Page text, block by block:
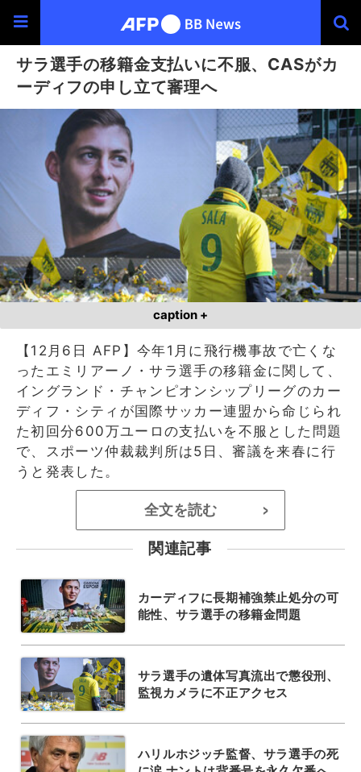
サラ選手の移籍金支払いに不服、CASがカ
ーディフの申し立て審理へ
caption +
【12月6日 AFP】今年1月に飛行機事故で亡くな
ったエミリアーノ・サラ選手の移籍金に関して、
イングランド・チャンピオンシップリーグのカー
ディフ・シティが国際サッカー連盟から命じられ
た初回分600万ユーロの支払いを不服とした問題
で、スポーツ仲裁裁判所は5日、審議を来春に行
うと発表した。
全文を読む >
関連記事
カーディフに長期補強禁止処分の可
能性、サラ選手の移籍金問題
サラ選手の遺体写真流出で懲役刑、
監視カメラに不正アクセス
ハリルホジッチ監督、サラ選手の死